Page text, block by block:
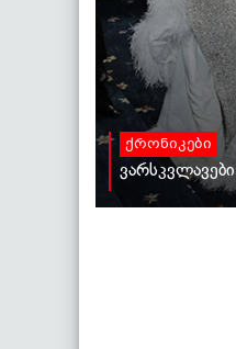
ქრონიკები